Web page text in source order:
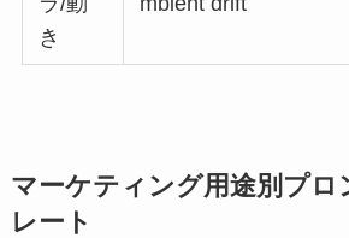
き
マーケティング用途別プロ
レート